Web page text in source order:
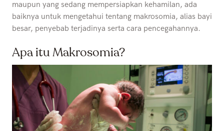
maupun yang sedang mempersiapkan kehamilan, ada
baiknya untuk mengetahui tentang makrosomia, alias bayi
besar, penyebab terjadinya serta cara pencegahannya.
Apa itu Makrosomia?